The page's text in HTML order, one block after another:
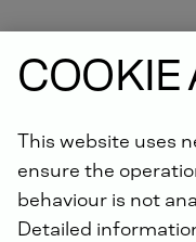
CYKLU ŻYCIA
COOKIE
This website uses
ensure the
behaviour is not
Detailed